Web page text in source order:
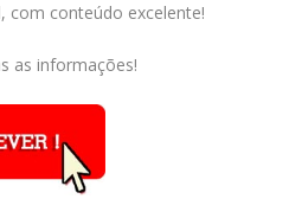
com conteúdo excelente!
as informações!